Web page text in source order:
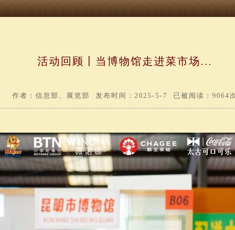
活动回顾丨当博物馆走进菜市场...
作者：信息部、展览部 发布时间：2025-5-7 已被阅读：9064